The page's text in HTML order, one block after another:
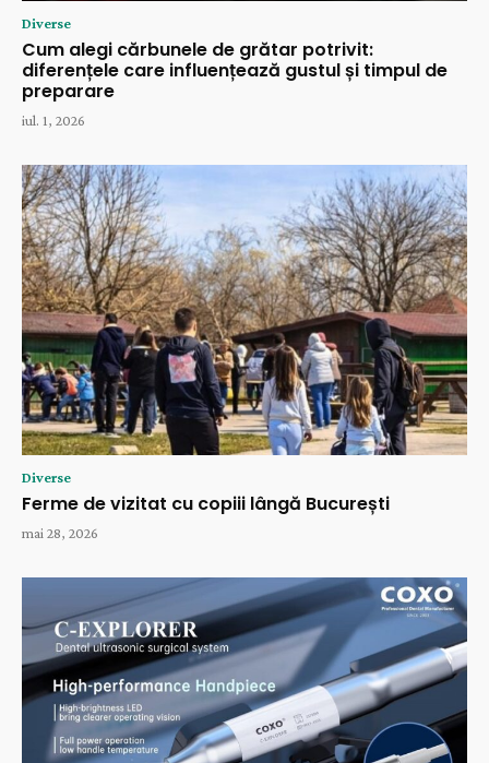
Diverse
Cum alegi cărbunele de grătar potrivit:
diferențele care influențează gustul și timpul de
preparare
iul. 1, 2026
Diverse
Ferme de vizitat cu copiii lângă București
mai 28, 2026